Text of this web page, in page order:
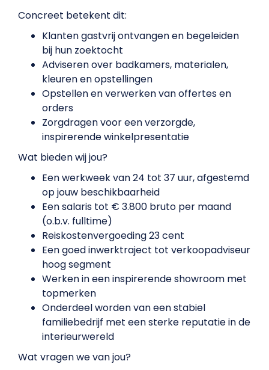
Concreet betekent dit:
Klanten gastvrij ontvangen en begeleiden
bij hun zoektocht
Adviseren over badkamers, materialen,
kleuren en opstellingen
Opstellen en verwerken van offertes en
orders
Zorgdragen voor een verzorgde,
inspirerende winkelpresentatie
Wat bieden wij jou?
Een werkweek van 24 tot 37 uur, afgestemd
op jouw beschikbaarheid
Een salaris tot € 3.800 bruto per maand
(o.b.v. fulltime)
Reiskostenvergoeding 23 cent
Een goed inwerktraject tot verkoopadviseur
hoog segment
Werken in een inspirerende showroom met
topmerken
Onderdeel worden van een stabiel
familiebedrijf met een sterke reputatie in de
interieurwereld
Wat vragen we van jou?